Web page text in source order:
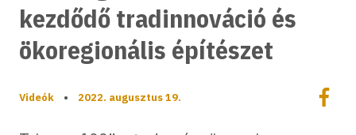
kezdődő tradinnováció és
ökoregionális építészet
Videók • 2022. augusztus 19.